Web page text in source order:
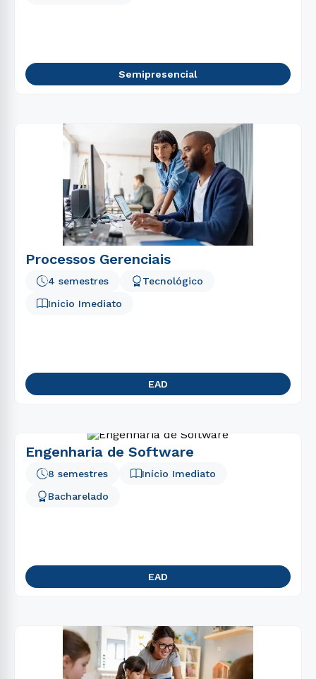
Semipresencial
Processos Gerenciais
Tecnológico
Início Imediato
4 semestres
EAD
Engenharia de Software
8 semestres
Início Imediato
Bacharelado
EAD